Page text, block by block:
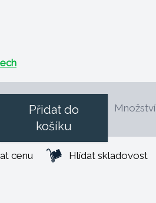
Množství
Přidat do
košíku
cenu
Hlídat skladovost